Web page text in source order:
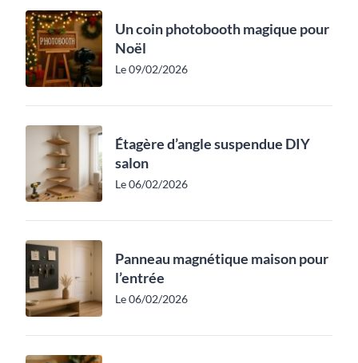
Un coin photobooth magique pour
Noël
Le 09/02/2026
Étagère d’angle suspendue DIY
salon
Le 06/02/2026
Panneau magnétique maison pour
l’entrée
Le 06/02/2026